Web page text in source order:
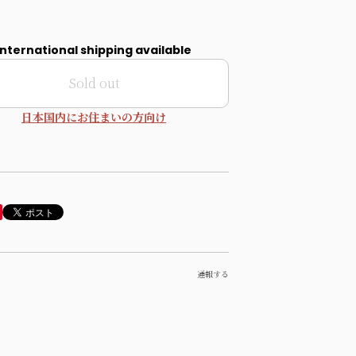
shipping available
Sold out
日本国内にお住まいの方向け
通報する